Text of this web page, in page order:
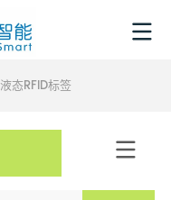
液态RFID标签